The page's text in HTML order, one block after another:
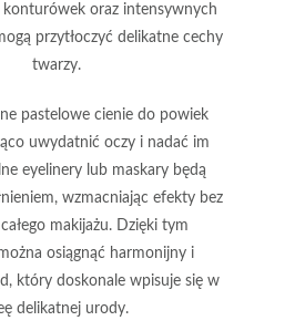
konturówek oraz intensywnych
przytłoczyć delikatne cechy
twarzy.
pastelowe cienie do powiek
uwydatnić oczy i nadać im
eyelinery lub maskary będą
wzmacniając efekty bez
makijażu. Dzięki tym
osiągnąć harmonijny i
, który doskonale wpisuje się w
delikatnej urody.